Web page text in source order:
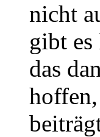
nicht
gibt
das